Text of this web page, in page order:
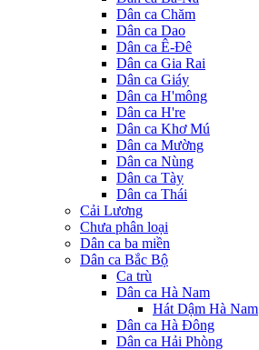
Dân ca Chăm
Dân ca Dao
Dân ca Ê-Đê
Dân ca Gia Rai
Dân ca Giáy
Dân ca H'mông
Dân ca H're
Dân ca Khơ Mú
Dân ca Mường
Dân ca Nùng
Dân ca Tày
Dân ca Thái
Cải Lương
Chưa phân loại
Dân ca ba miền
Dân ca Bắc Bộ
Ca trù
Dân ca Hà Nam
Hát Dậm Hà Nam
Dân ca Hà Đông
Dân ca Hải Phòng